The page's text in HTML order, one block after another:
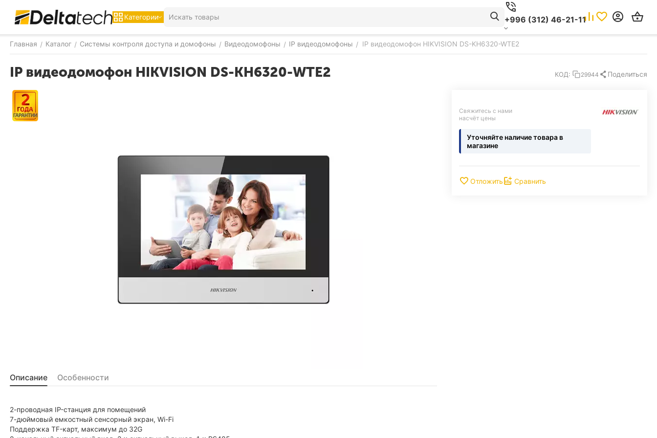
Категории +996 (312) 46-21-11
Главная / Каталог / Системы контроля доступа и домофоны / Видеодомофоны / IP видеодомофоны / IP видеодомофон HIKVISION DS-KH6320-WTE2
IP видеодомофон HIKVISION DS-KH6320-WTE2 КОД: 29944 Поделиться
Свяжитесь с нами
насчёт цены
Уточняйте наличие товара в
магазине
Отложить Сравнить
Описание Особенности
2-проводная IP-станция для помещений
7-дюймовый емкостный сенсорный экран, Wi-Fi
Поддержка TF-карт, максимум до 32G